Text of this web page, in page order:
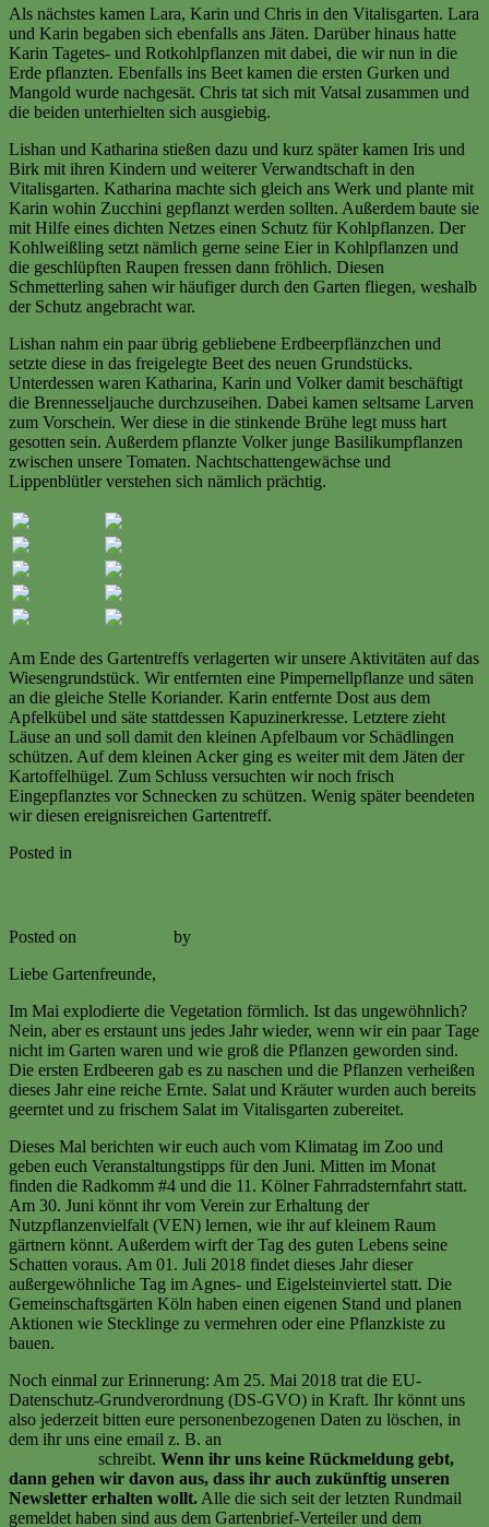
Als nächstes kamen Lara, Karin und Chris in den Vitalisgarten. Lara
und Karin begaben sich ebenfalls ans Jäten. Darüber hinaus hatte
Karin Tagetes- und Rotkohlpflanzen mit dabei, die wir nun in die
Erde pflanzten. Ebenfalls ins Beet kamen die ersten Gurken und
Mangold wurde nachgesät. Chris tat sich mit Vatsal zusammen und
die beiden unterhielten sich ausgiebig.
Lishan und Katharina stießen dazu und kurz später kamen Iris und
Birk mit ihren Kindern und weiterer Verwandtschaft in den
Vitalisgarten. Katharina machte sich gleich ans Werk und plante mit
Karin wohin Zucchini gepflanzt werden sollten. Außerdem baute sie
mit Hilfe eines dichten Netzes einen Schutz für Kohlpflanzen. Der
Kohlweißling setzt nämlich gerne seine Eier in Kohlpflanzen und
die geschlüpften Raupen fressen dann fröhlich. Diesen
Schmetterling sahen wir häufiger durch den Garten fliegen, weshalb
der Schutz angebracht war.
Lishan nahm ein paar übrig gebliebene Erdbeerpflänzchen und
setzte diese in das freigelegte Beet des neuen Grundstücks.
Unterdessen waren Katharina, Karin und Volker damit beschäftigt
die Brennesseljauche durchzuseihen. Dabei kamen seltsame Larven
zum Vorschein. Wer diese in die stinkende Brühe legt muss hart
gesotten sein. Außerdem pflanzte Volker junge Basilikumpflanzen
zwischen unsere Tomaten. Nachtschattengewächse und
Lippenblütler verstehen sich nämlich prächtig.
Am Ende des Gartentreffs verlagerten wir unsere Aktivitäten auf das
Wiesengrundstück. Wir entfernten eine Pimpernellpflanze und säten
an die gleiche Stelle Koriander. Karin entfernte Dost aus dem
Apfelkübel und säte stattdessen Kapuzinerkresse. Letztere zieht
Läuse an und soll damit den kleinen Apfelbaum vor Schädlingen
schützen. Auf dem kleinen Acker ging es weiter mit dem Jäten der
Kartoffelhügel. Zum Schluss versuchten wir noch frisch
Eingepflanztes vor Schnecken zu schützen. Wenig später beendeten
wir diesen ereignisreichen Gartentreff.
Posted in
Posted on by
Liebe Gartenfreunde,
Im Mai explodierte die Vegetation förmlich. Ist das ungewöhnlich?
Nein, aber es erstaunt uns jedes Jahr wieder, wenn wir ein paar Tage
nicht im Garten waren und wie groß die Pflanzen geworden sind.
Die ersten Erdbeeren gab es zu naschen und die Pflanzen verheißen
dieses Jahr eine reiche Ernte. Salat und Kräuter wurden auch bereits
geerntet und zu frischem Salat im Vitalisgarten zubereitet.
Dieses Mal berichten wir euch auch vom Klimatag im Zoo und
geben euch Veranstaltungstipps für den Juni. Mitten im Monat
finden die Radkomm #4 und die 11. Kölner Fahrradsternfahrt statt.
Am 30. Juni könnt ihr vom Verein zur Erhaltung der
Nutzpflanzenvielfalt (VEN) lernen, wie ihr auf kleinem Raum
gärtnern könnt. Außerdem wirft der Tag des guten Lebens seine
Schatten voraus. Am 01. Juli 2018 findet dieses Jahr dieser
außergewöhnliche Tag im Agnes- und Eigelsteinviertel statt. Die
Gemeinschaftsgärten Köln haben einen eigenen Stand und planen
Aktionen wie Stecklinge zu vermehren oder eine Pflanzkiste zu
bauen.
Noch einmal zur Erinnerung: Am 25. Mai 2018 trat die EU-
Datenschutz-Grundverordnung (DS-GVO) in Kraft. Ihr könnt uns
also jederzeit bitten eure personenbezogenen Daten zu löschen, in
dem ihr uns eine email z. B. an
schreibt. Wenn ihr uns keine Rückmeldung gebt,
dann gehen wir davon aus, dass ihr auch zukünftig unseren
Newsletter erhalten wollt. Alle die sich seit der letzten Rundmail
gemeldet haben sind aus dem Gartenbrief-Verteiler und dem